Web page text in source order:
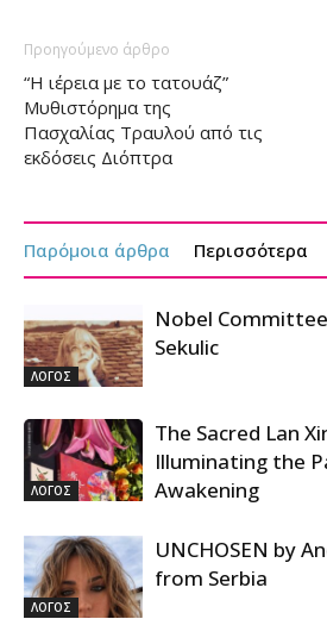
Προηγούμενο άρθρο
“Η ιέρεια με το τατουάζ”
Μυθιστόρημα της
Πασχαλίας Τραυλού από τις
εκδόσεις Διόπτρα
Παρόμοια άρθρα Περισσότερα
ΛΟΓΟΣ
Nobel
Sekulic
ΛΟΓΟΣ
The Sacred Lan
Illuminating the
Awakening
ΛΟΓΟΣ
UNCHOSEN by
from Serbia